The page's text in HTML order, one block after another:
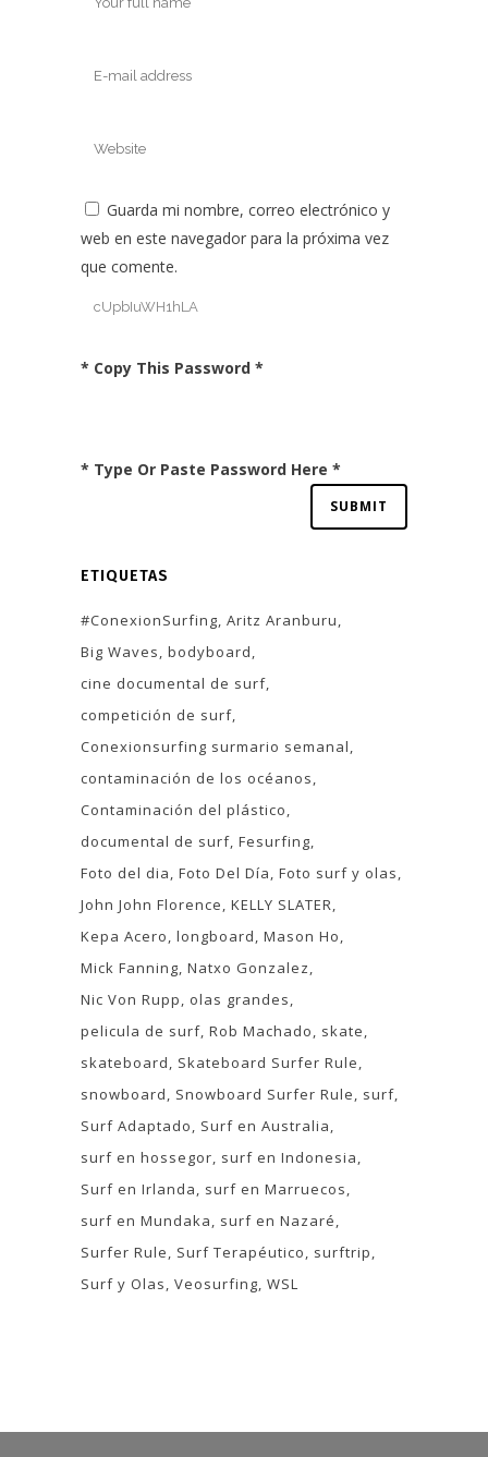
Guarda mi nombre, correo electrónico y
web en este navegador para la próxima vez
que comente.
* Copy This Password *
* Type Or Paste Password Here *
ETIQUETAS
#ConexionSurfing Aritz Aranburu
Big Waves bodyboard
cine documental de surf
competición de surf
Conexionsurfing surmario semanal
contaminación de los océanos
Contaminación del plástico
documental de surf Fesurfing
Foto del dia Foto Del Día Foto surf y olas
John John Florence KELLY SLATER
Kepa Acero longboard Mason Ho
Mick Fanning Natxo Gonzalez
Nic Von Rupp
olas grandes
pelicula de surf Rob Machado
skate
skateboard
Skateboard Surfer Rule
snowboard
Snowboard Surfer Rule
surf
Surf Adaptado
Surf en Australia
surf en hossegor surf en Indonesia
Surf en Irlanda
surf en Marruecos
surf en Mundaka
surf en Nazaré
Surfer Rule
Surf Terapéutico
surftrip
Surf y Olas Veosurfing WSL